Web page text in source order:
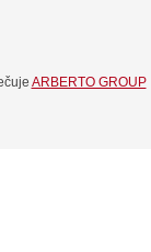
ARBERTO GROUP